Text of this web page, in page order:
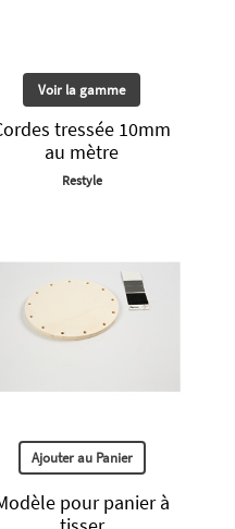
Voir la gamme
tressée 10mm
au mètre
Restyle
Ajouter au Panier
pour panier à